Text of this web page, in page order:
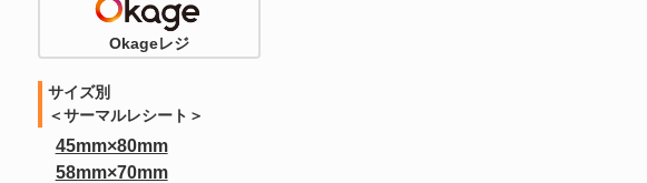
Okageレジ
サイズ別
＜サーマルレシート＞
45mm×80mm
58mm×70mm